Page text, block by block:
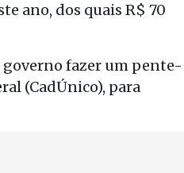
ano, dos quais R$ 70
governo fazer um pente-
(CadÚnico), para